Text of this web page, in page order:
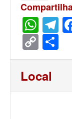
Copy
Link
Local